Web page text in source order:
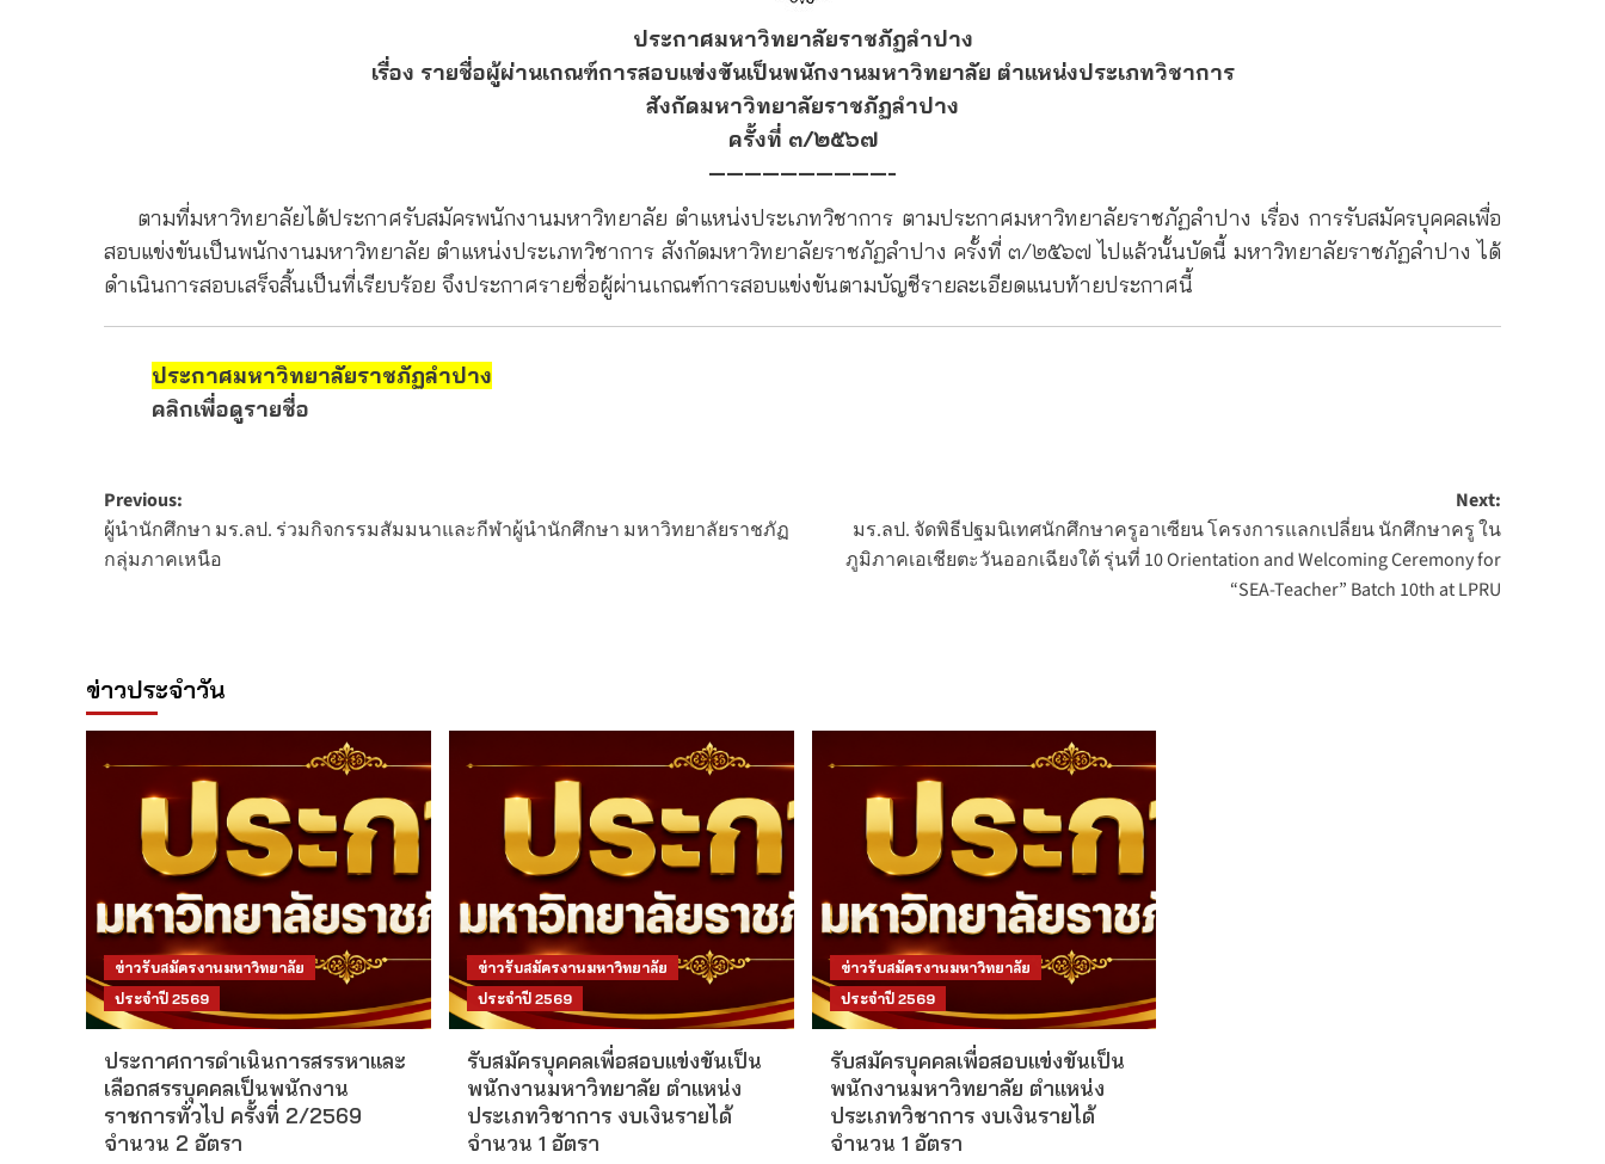
ประกาศมหาวิทยาลัยราชภัฏลำปาง
เรื่อง รายชื่อผู้ผ่านเกณฑ์การสอบแข่งขันเป็นพนักงานมหาวิทยาลัย ตำแหน่งประเภทวิชาการ
สังกัดมหาวิทยาลัยราชภัฏลำปาง
ครั้งที่ ๓/๒๕๖๗
——————————-
ตามที่มหาวิทยาลัยได้ประกาศรับสมัครพนักงานมหาวิทยาลัย ตำแหน่งประเภทวิชาการ ตามประกาศมหาวิทยาลัยราชภัฏลำปาง เรื่อง การรับสมัครบุคคลเพื่อ
สอบแข่งขันเป็นพนักงานมหาวิทยาลัย ตำแหน่งประเภทวิชาการ สังกัดมหาวิทยาลัยราชภัฏลำปาง ครั้งที่ ๓/๒๕๖๗ ไปแล้วนั้นบัดนี้ มหาวิทยาลัยราชภัฏลำปาง ได้
ดำเนินการสอบเสร็จสิ้นเป็นที่เรียบร้อย จึงประกาศรายชื่อผู้ผ่านเกณฑ์การสอบแข่งขันตามบัญชีรายละเอียดแนบท้ายประกาศนี้
ประกาศมหาวิทยาลัยราชภัฏลำปาง
คลิกเพื่อดูรายชื่อ
Post
navigation
Previous:
ผู้นำนักศึกษา มร.ลป. ร่วมกิจกรรมสัมมนาและกีฬาผู้นำนักศึกษา มหาวิทยาลัยราชภัฏ
กลุ่มภาคเหนือ
Next:
มร.ลป. จัดพิธีปฐมนิเทศนักศึกษาครูอาเซียน โครงการแลกเปลี่ยน นักศึกษาครู ใน
ภูมิภาคเอเชียตะวันออกเฉียงใต้ รุ่นที่ 10 Orientation and Welcoming Ceremony for
“SEA-Teacher” Batch 10th at LPRU
ข่าวประจำวัน
ข่าวรับสมัครงานมหาวิทยาลัย
ประจำปี 2569
ประกาศการดำเนินการสรรหาและ
เลือกสรรบุคคลเป็นพนักงาน
ราชการทั่วไป ครั้งที่ 2/2569
จำนวน 2 อัตรา
ข่าวรับสมัครงานมหาวิทยาลัย
ประจำปี 2569
รับสมัครบุคคลเพื่อสอบแข่งขันเป็น
พนักงานมหาวิทยาลัย ตำแหน่ง
ประเภทวิชาการ งบเงินรายได้
จำนวน 1 อัตรา
ข่าวรับสมัครงานมหาวิทยาลัย
ประจำปี 2569
รับสมัครบุคคลเพื่อสอบแข่งขันเป็น
พนักงานมหาวิทยาลัย ตำแหน่ง
ประเภทวิชาการ งบเงินรายได้
จำนวน 1 อัตรา